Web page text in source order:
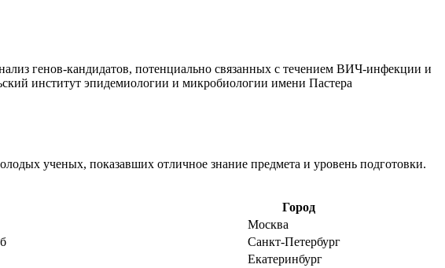
генов-кандидатов, потенциально связанных с течением ВИЧ-инфекции и
институт эпидемиологии и микробиологии имени Пастера
ученых, показавших отличное знание предмета и уровень подготовки.
Город
Москва
Санкт-Петербург
Екатеринбург